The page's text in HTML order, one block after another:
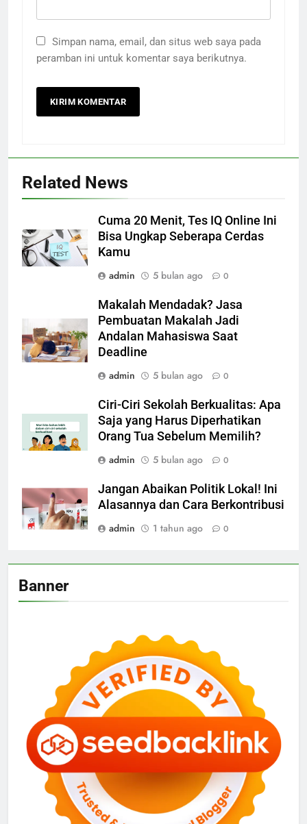
Simpan nama, email, dan situs web saya pada
peramban ini untuk komentar saya berikutnya.
Related News
Cuma 20 Menit, Tes IQ Online Ini
Bisa Ungkap Seberapa Cerdas
Kamu
admin
5 bulan ago 0
Makalah Mendadak? Jasa
Pembuatan Makalah Jadi
Andalan Mahasiswa Saat
Deadline
admin
5 bulan ago 0
Ciri-Ciri Sekolah Berkualitas: Apa
Saja yang Harus Diperhatikan
Orang Tua Sebelum Memilih?
admin
5 bulan ago 0
Jangan Abaikan Politik Lokal! Ini
Alasannya dan Cara Berkontribusi
admin
1 tahun ago 0
Banner